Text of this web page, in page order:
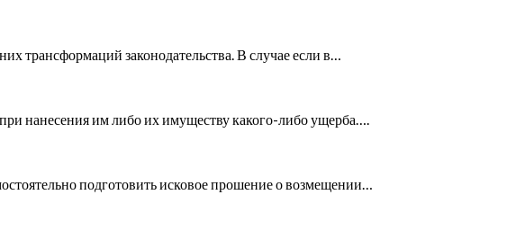
трансформаций законодательства. В случае если в…
нанесения им либо их имуществу какого-либо ущерба….
подготовить исковое прошение о возмещении…